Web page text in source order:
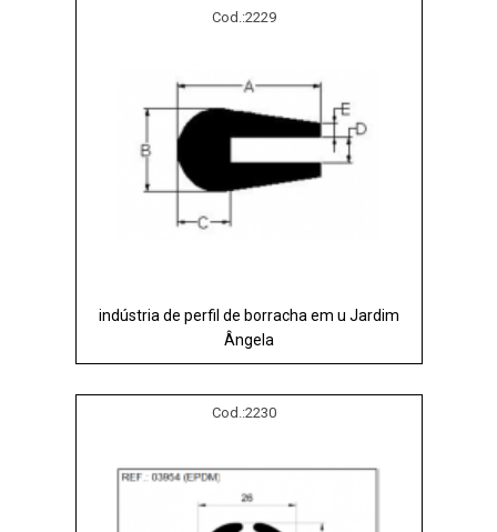
Cod.:2229
indústria de perfil de borracha em u Jardim
Ângela
Cod.:2230